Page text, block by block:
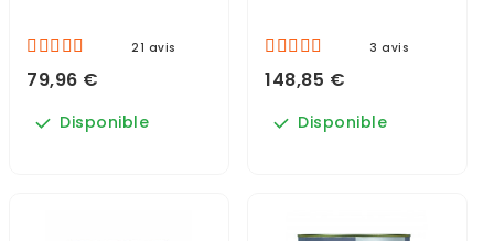
21 avis
79,96 €
Disponible
3 avis
148,85 €
Disponible